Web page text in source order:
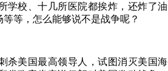
学校、十几所医院都挨炸，还炸了油
等，怎么能够说不是战争呢？
杀美国最高领导人，试图消灭美国海